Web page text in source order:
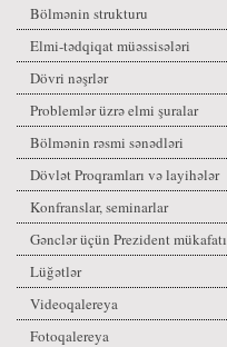
Bölmənin strukturu
Elmi-tədqiqat müəssisələri
Dövri nəşrlər
Problemlər üzrə elmi şuralar
Bölmənin rəsmi sənədləri
Dövlət Proqramları və layihələr
Konfranslar, seminarlar
Gənclər üçün Prezident mükafatı
Lüğətlər
Videoqalereya
Fotoqalereya